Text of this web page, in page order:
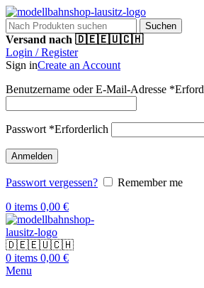
Suchen
Versand nach 🇩🇪🇪🇺🇨🇭
Login / Register
Sign inCreate an Account
Benutzername oder E-Mail-Adresse *
Passwort *Erforderlich
Anmelden
Passwort vergessen?
Remember me
0 items 0,00 €
🇩🇪🇪🇺🇨🇭
0 items 0,00 €
Menu